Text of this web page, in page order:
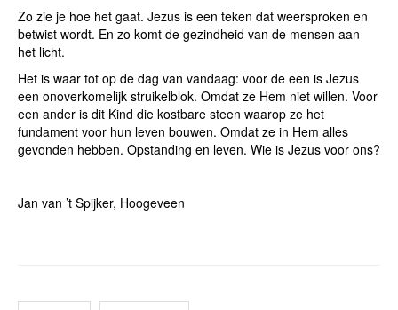
Zo zie je hoe het gaat. Jezus is een teken dat weersproken en
betwist wordt. En zo komt de gezindheid van de mensen aan
het licht.
Het is waar tot op de dag van vandaag: voor de een is Jezus
een onoverkomelijk struikelblok. Omdat ze Hem niet willen. Voor
een ander is dit Kind die kostbare steen waarop ze het
fundament voor hun leven bouwen. Omdat ze in Hem alles
gevonden hebben. Opstanding en leven. Wie is Jezus voor ons?
Jan van ’t Spijker, Hoogeveen